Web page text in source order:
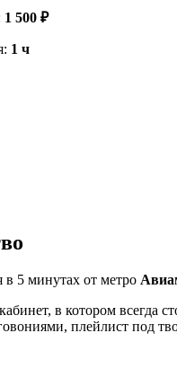
1 500 ₽
1 ч
в 5 минутах от метро
в котором всегда
плейлист под